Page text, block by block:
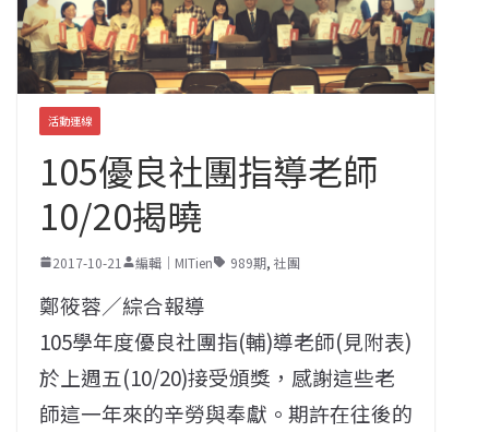
活動連線
105優良社團指導老師
10/20揭曉
2017-10-21 編輯｜MITien 989期, 社團
鄭筱蓉／綜合報導
105學年度優良社團指(輔)導老師(見附表)
於上週五(10/20)接受頒獎，感謝這些老
師這一年來的辛勞與奉獻。期許在往後的